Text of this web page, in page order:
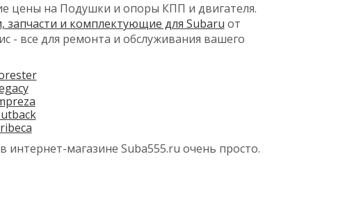
цены на Подушки и опоры КПП и двигателя.
запчасти и комплектующие для Subaru от
- все для ремонта и обслуживания вашего
магазине Suba555.ru очень просто.